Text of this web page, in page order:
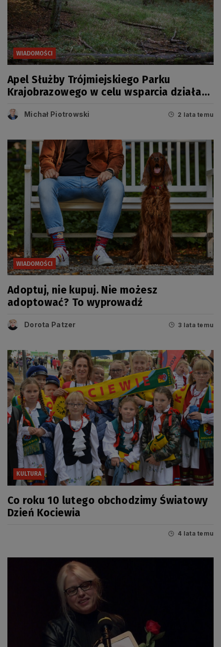
WIADOMOŚCI
Apel Służby Trójmiejskiego Parku
Krajobrazowego w celu wsparcia działań
Michał Piotrowski 2 lata temu
WIADOMOŚCI
Adoptuj, nie kupuj. Nie możesz
adoptować? To wyprowadź
Dorota Patzer 3 lata temu
KULTURA
Co roku 10 lutego obchodzimy Światowy
Dzień Kociewia
4 lata temu